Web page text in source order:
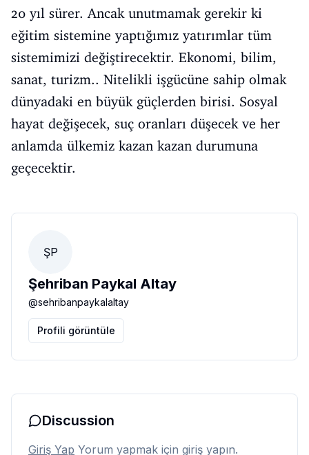
20 yıl sürer. Ancak unutmamak gerekir ki
eğitim sistemine yaptığımız yatırımlar tüm
sistemimizi değiştirecektir. Ekonomi, bilim,
sanat, turizm.. Nitelikli işgücüne sahip olmak
dünyadaki en büyük güçlerden birisi. Sosyal
hayat değişecek, suç oranları düşecek ve her
anlamda ülkemiz kazan kazan durumuna
geçecektir.
ŞP
Şehriban Paykal Altay
@sehribanpaykalaltay
Profili görüntüle
Discussion
Giriş Yap Yorum yapmak için giriş yapın.